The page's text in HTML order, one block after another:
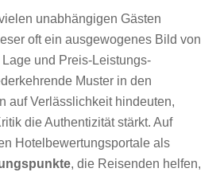
unabhängigen Gästen
oft ein ausgewogenes Bild von
und Preis-Leistungs-
Muster in den
auf Verlässlichkeit hindeuten,
die Authentizität stärkt. Auf
Hotelbewertungsportale als
, die Reisenden helfen,